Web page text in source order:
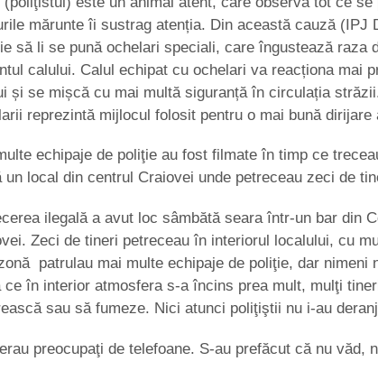
mărunte îi sustrag atenția. Din această cauză (IPJ
să li se pună ochelari speciali, care îngustează raza
calului. Calul echipat cu ochelari va reacționa mai
și se mișcă cu mai multă siguranță în circulația
reprezintă mijlocul folosit pentru o mai bună dirijare
echipaje de poliţie au fost filmate în timp ce
un local din centrul Craiovei unde petreceau zeci de
ilegală a avut loc sâmbătă seara într-un bar din
Zeci de tineri petreceau în interiorul localului, cu
patrulau mai multe echipaje de poliţie, dar nimeni
ce în interior atmosfera s-a încins prea mult, mulţi
sau să fumeze. Nici atunci poliţiştii nu i-au
erau preocupaţi de telefoane. S-au prefăcut că nu